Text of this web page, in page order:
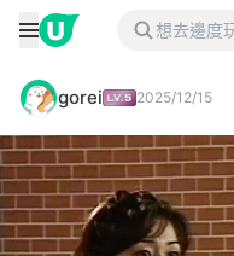
gorei 2025/12/15